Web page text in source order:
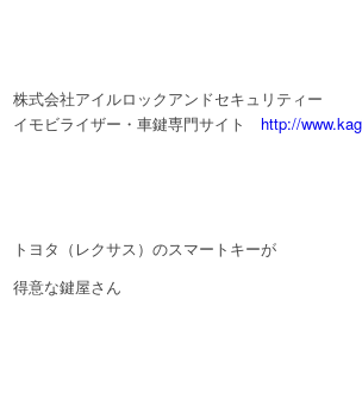
株式会社アイルロックアンドセキュリティー
イモビライザー・車鍵専門サイト http://
トヨタ（レクサス）のスマートキーが
得意な鍵屋さん